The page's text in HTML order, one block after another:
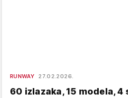
RUNWAY 27.02.2026.
60 izlazaka, 15 modela,